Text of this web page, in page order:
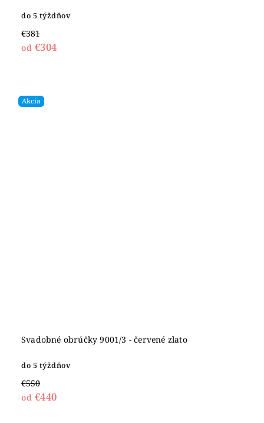
do 5 týždňov
€381
od €304
Akcia
Svadobné obrúčky 9001/3 - červené zlato
do 5 týždňov
€550
od €440